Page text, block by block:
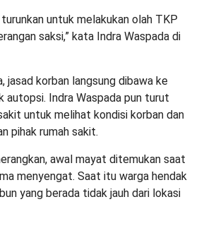
untuk melakukan olah TKP
saksi,” kata Indra Waspada di
jasad korban langsung dibawa ke
autopsi. Indra Waspada pun turut
untuk melihat kondisi korban dan
pihak rumah sakit.
awal mayat ditemukan saat
menyengat. Saat itu warga hendak
yang berada tidak jauh dari lokasi